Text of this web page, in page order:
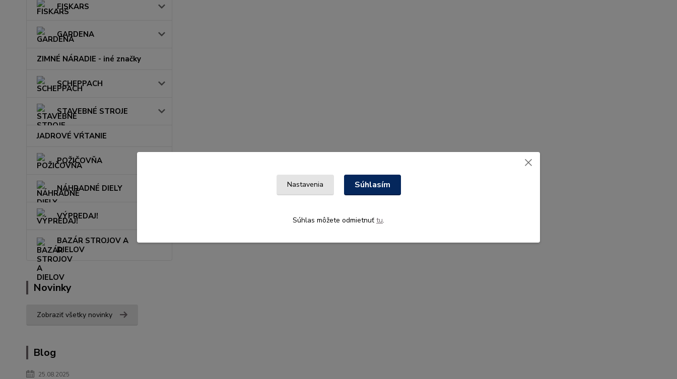
FISKARS
GARDENA
ZIMNÉ NÁRADIE - iné značky
SCHEPPACH
STAVEBNÉ STROJE
JADROVÉ VŔTANIE
POŽIČOVŇA
NÁHRADNÉ DIELY
VÝPREDAJ!
BAZÁR STROJOV A
DIELOV
Novinky
Zobraziť všetky novinky
Blog
25.08.2025
Nastavenia Súhlasím
Súhlas môžete odmietnuť tu.